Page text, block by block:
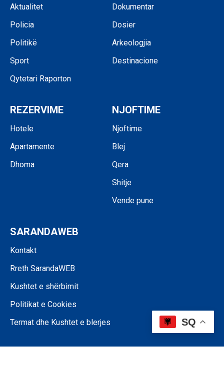
Aktualitet
Policia
Politikë
Sport
Qytetari Raporton
Dokumentar
Dosier
Arkeologjia
Destinacione
REZERVIME
Hotele
Apartamente
Dhoma
NJOFTIME
Njoftime
Blej
Qera
Shitje
Vende pune
SARANDAWEB
Kontakt
Rreth SarandaWEB
Kushtet e shërbimit
Politikat e Cookies
Termat dhe Kushtet e blerjes
SQ